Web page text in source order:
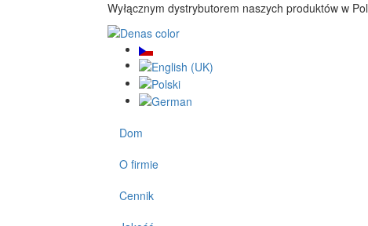
Wyłącznym dystrybutorem naszych produktów w
Dom
O firmie
Cennik